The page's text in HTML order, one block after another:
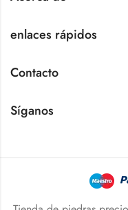
enlaces rápidos
Contacto
Síganos